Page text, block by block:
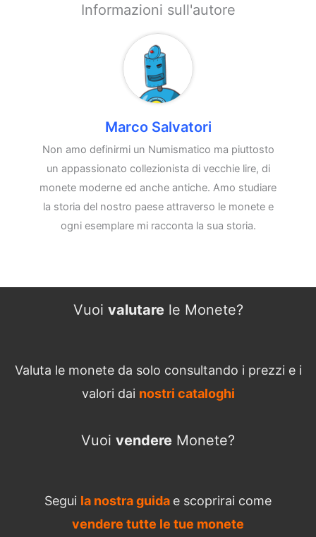
Informazioni sull'autore
Marco Salvatori
Non amo definirmi un Numismatico ma piuttosto
un appassionato collezionista di vecchie lire, di
monete moderne ed anche antiche. Amo studiare
la storia del nostro paese attraverso le monete e
ogni esemplare mi racconta la sua storia.
Vuoi valutarele Monete?
Valuta le monete da solo consultando i prezzi e i
valori dai nostri cataloghi
Vuoi vendere Monete?
Segui la nostra guida e scoprirai come
vendere tutte le tue monete